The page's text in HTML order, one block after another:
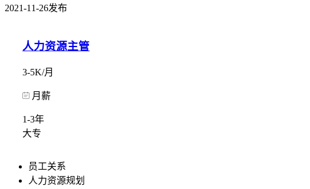
2021-11-26发布
人力资源主管
3-5K/月
月薪
1-3年
大专
员工关系
人力资源规划